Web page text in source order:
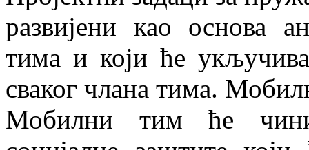
развијени као основа
тима и који ће
сваког члана тима.
Мобилни тим ће